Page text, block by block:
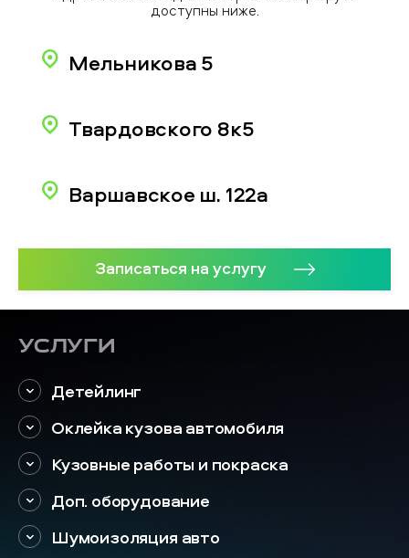
доступны ниже.
Мельникова 5
Твардовского 8к5
Варшавское ш. 122а
Записаться на услугу
Услуги
Детейлинг
Оклейка кузова автомобиля
Кузовные работы и покраска
Доп. оборудование
Шумоизоляция авто